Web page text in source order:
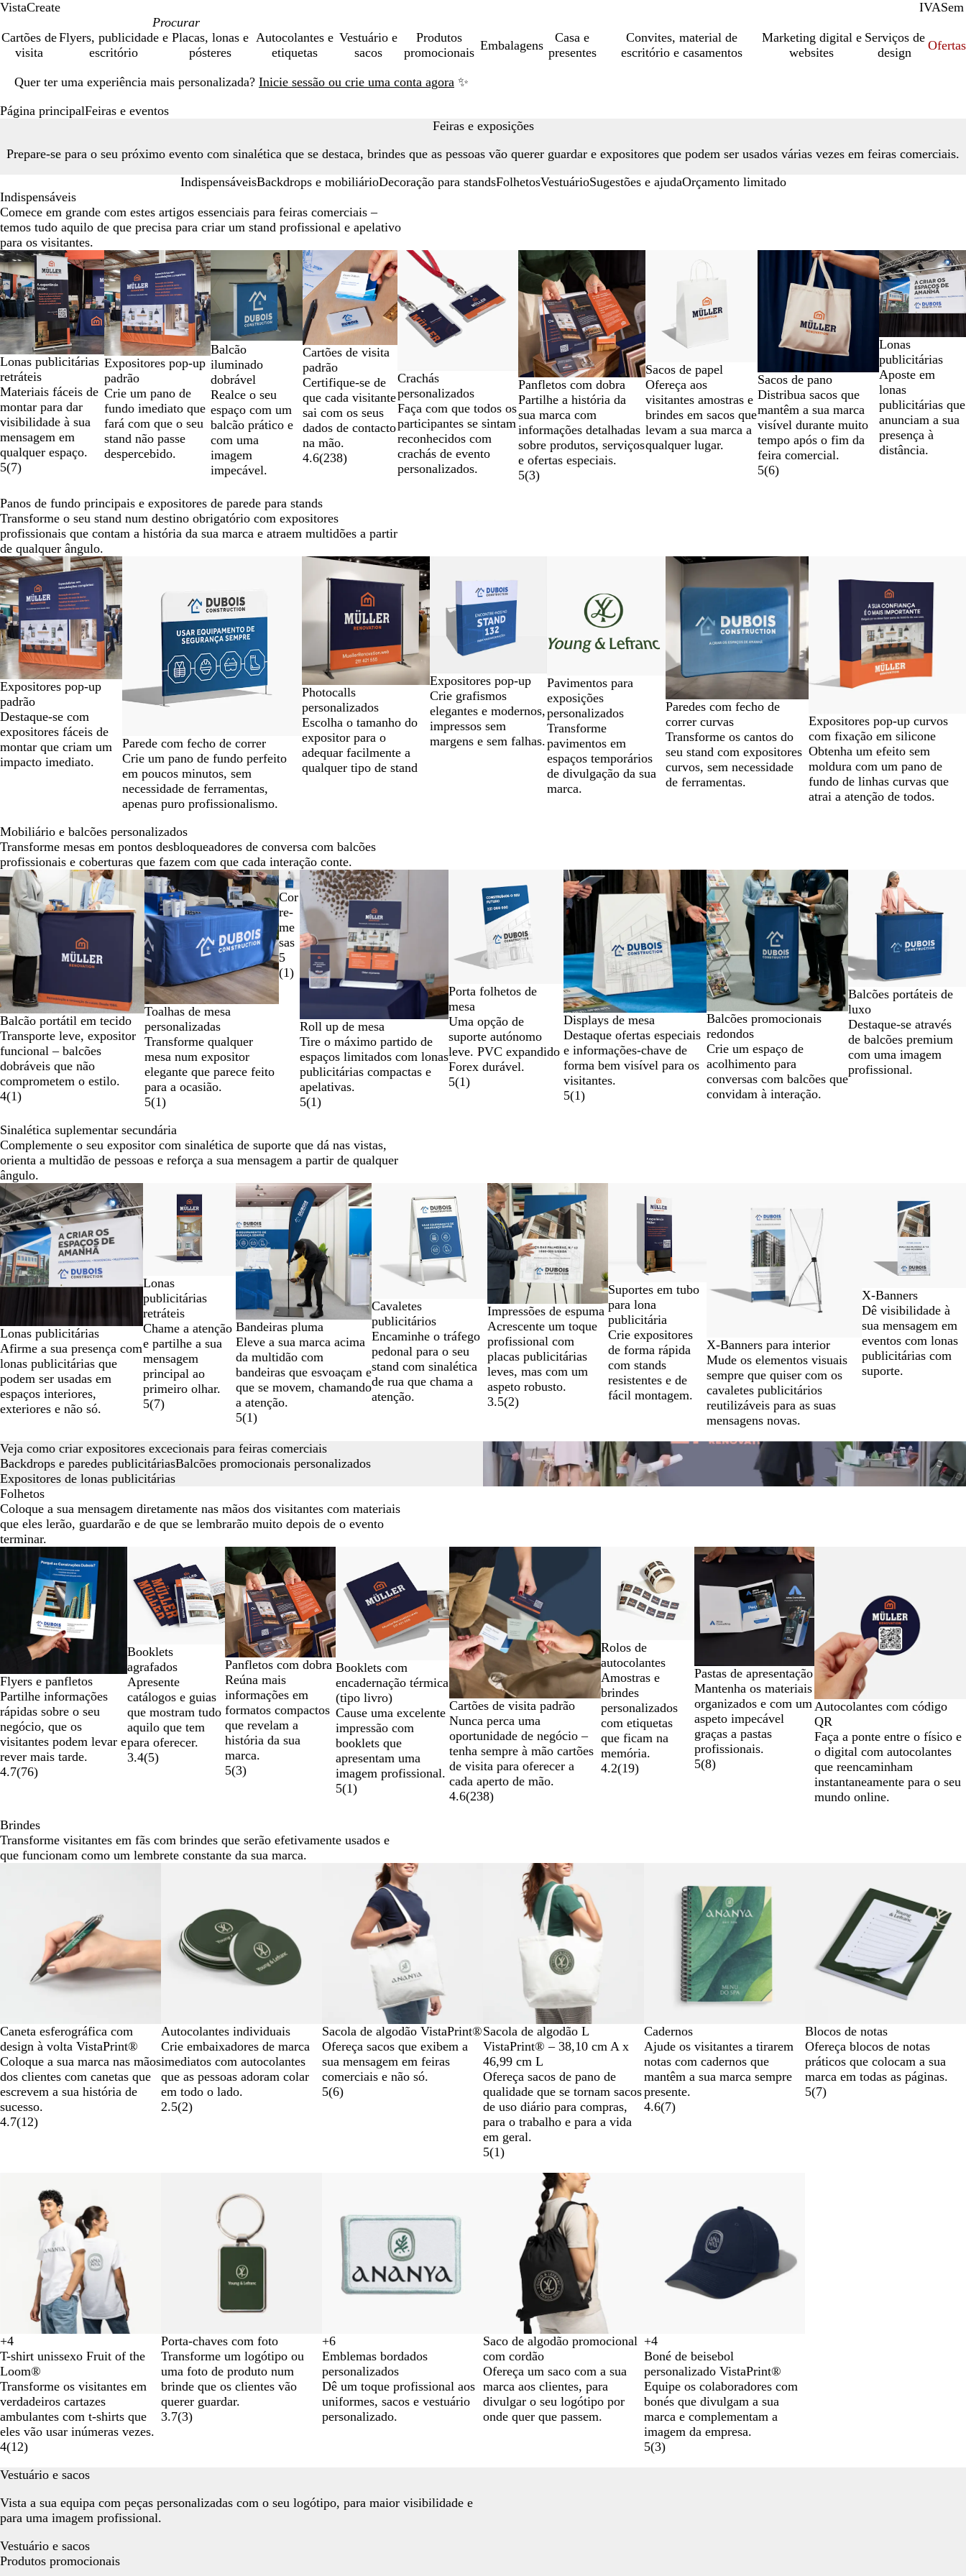
VistaCreate IVACom
Sem
Cartões de
visita
Flyers, publicidade e
escritório
Placas, lonas e
pósteres
Autocolantes e
etiquetas
Vestuário e
sacos
Produtos
promocionais
Embalagens
Casa e
presentes
Convites, material de
escritório e casamentos
Marketing digital e
websites
Serviços de
design
Ofertas
Quer ter uma experiência mais personalizada? Inicie sessão ou crie uma conta agora ✨
1
Página principalFeiras e eventos
Feiras e exposições
Prepare-se para o seu próximo evento com sinalética que se destaca, brindes que as pessoas vão querer guardar e expositores que podem ser usados várias vezes em feiras comerciais.
IndispensáveisBackdrops e mobiliárioDecoração para standsFolhetosVestuárioSugestões e ajudaOrçamento limitado
Indispensáveis
Comece em grande com estes artigos essenciais para feiras comerciais –
temos tudo aquilo de que precisa para criar um stand profissional e apelativo
para os visitantes.
Lonas publicitárias
retráteis
Materiais fáceis de
montar para dar
visibilidade à sua
mensagem em
qualquer espaço.
5(7)
Expositores pop-up
padrão
Crie um pano de
fundo imediato que
fará com que o seu
stand não passe
despercebido.
Balcão
iluminado
dobrável
Realce o seu
espaço com um
balcão prático e
com uma
imagem
impecável.
Cartões de visita
padrão
Certifique-se de
que cada visitante
sai com os seus
dados de contacto
na mão.
4.6(238)
Novidade
Crachás
personalizados
Faça com que todos os
participantes se sintam
reconhecidos com
crachás de evento
personalizados.
Panfletos com dobra
Partilhe a história da
sua marca com
informações detalhadas
sobre produtos, serviços
e ofertas especiais.
5(3)
Sacos de papel
Ofereça aos
visitantes amostras e
brindes em sacos que
levam a sua marca a
qualquer lugar.
Novas opções
Sacos de pano
Distribua sacos que
mantêm a sua marca
visível durante muito
tempo após o fim da
feira comercial.
5(6)
Novas opções
Lonas
publicitárias
Aposte em
lonas
publicitárias que
anunciam a sua
presença à
distância.
Diapositivos
1
a
2
de
9
Panos de fundo principais e expositores de parede para stands
Transforme o seu stand num destino obrigatório com expositores
profissionais que contam a história da sua marca e atraem multidões a partir
de qualquer ângulo.
Expositores pop-up
padrão
Destaque-se com
expositores fáceis de
montar que criam um
impacto imediato.
Parede com fecho de correr
Crie um pano de fundo perfeito
em poucos minutos, sem
necessidade de ferramentas,
apenas puro profissionalismo.
Photocalls
personalizados
Escolha o tamanho do
expositor para o
adequar facilmente a
qualquer tipo de stand
Expositores pop-up
Crie grafismos
elegantes e modernos,
impressos sem
margens e sem falhas.
Pavimentos para
exposições
personalizados
Transforme
pavimentos em
espaços temporários
de divulgação da sua
marca.
Paredes com fecho de
correr curvas
Transforme os cantos do
seu stand com expositores
curvos, sem necessidade
de ferramentas.
Expositores pop-up curvos
com fixação em silicone
Obtenha um efeito sem
moldura com um pano de
fundo de linhas curvas que
atrai a atenção de todos.
Diapositivos
1
a
2
de
7
Mobiliário e balcões personalizados
Transforme mesas em pontos desbloqueadores de conversa com balcões
profissionais e coberturas que fazem com que cada interação conte.
Balcão portátil em tecido
Transporte leve, expositor
funcional – balcões
dobráveis que não
comprometem o estilo.
4(1)
Novas opções
Toalhas de mesa
personalizadas
Transforme qualquer
mesa num expositor
elegante que parece feito
para a ocasião.
5(1)
Novas opções
Cor
re-
me
sas
5
(1)
Roll up de mesa
Tire o máximo partido de
espaços limitados com lonas
publicitárias compactas e
apelativas.
5(1)
Porta folhetos de
mesa
Uma opção de
suporte autónomo
leve. PVC expandido
Forex durável.
5(1)
Displays de mesa
Destaque ofertas especiais
e informações-chave de
forma bem visível para os
visitantes.
5(1)
Balcões promocionais
redondos
Crie um espaço de
acolhimento para
conversas com balcões que
convidam à interação.
Balcões portáteis de
luxo
Destaque-se através
de balcões premium
com uma imagem
profissional.
Diapositivos
1
a
2
de
8
Sinalética suplementar secundária
Complemente o seu expositor com sinalética de suporte que dá nas vistas,
orienta a multidão de pessoas e reforça a sua mensagem a partir de qualquer
ângulo.
Novas opções
Lonas publicitárias
Afirme a sua presença com
lonas publicitárias que
podem ser usadas em
espaços interiores,
exteriores e não só.
Lonas
publicitárias
retráteis
Chame a atenção
e partilhe a sua
mensagem
principal ao
primeiro olhar.
5(7)
Bandeiras pluma
Eleve a sua marca acima
da multidão com
bandeiras que esvoaçam e
que se movem, chamando
a atenção.
5(1)
Cavaletes
publicitários
Encaminhe o tráfego
pedonal para o seu
stand com sinalética
de rua que chama a
atenção.
Novas opções
Impressões de espuma
Acrescente um toque
profissional com
placas publicitárias
leves, mas com um
aspeto robusto.
3.5(2)
Suportes em tubo
para lona
publicitária
Crie expositores
de forma rápida
com stands
resistentes e de
fácil montagem.
X-Banners para interior
Mude os elementos visuais
sempre que quiser com os
cavaletes publicitários
reutilizáveis para as suas
mensagens novas.
X-Banners
Dê visibilidade à
sua mensagem em
eventos com lonas
publicitárias com
suporte.
Diapositivos
1
a
2
de
8
Veja como criar expositores excecionais para feiras comerciais
Backdrops e paredes publicitáriasBalcões promocionais personalizados
Expositores de lonas publicitárias
Folhetos
Coloque a sua mensagem diretamente nas mãos dos visitantes com materiais
que eles lerão, guardarão e de que se lembrarão muito depois de o evento
terminar.
Flyers e panfletos
Partilhe informações
rápidas sobre o seu
negócio, que os
visitantes podem levar e
rever mais tarde.
4.7(76)
Booklets
agrafados
Apresente
catálogos e guias
que mostram tudo
aquilo que tem
para oferecer.
3.4(5)
Panfletos com dobra
Reúna mais
informações em
formatos compactos
que revelam a
história da sua
marca.
5(3)
Booklets com
encadernação térmica
(tipo livro)
Cause uma excelente
impressão com
booklets que
apresentam uma
imagem profissional.
5(1)
Cartões de visita padrão
Nunca perca uma
oportunidade de negócio –
tenha sempre à mão cartões
de visita para oferecer a
cada aperto de mão.
4.6(238)
Rolos de
autocolantes
Amostras e
brindes
personalizados
com etiquetas
que ficam na
memória.
4.2(19)
Pastas de apresentação
Mantenha os materiais
organizados e com um
aspeto impecável
graças a pastas
profissionais.
5(8)
Novas opções
Autocolantes com código
QR
Faça a ponte entre o físico e
o digital com autocolantes
que reencaminham
instantaneamente para o seu
mundo online.
Diapositivos
1
Brindes
Transforme visitantes em fãs com brindes que serão efetivamente usados e
que funcionam como um lembrete constante da sua marca.
Caneta esferográfica com
design à volta VistaPrint®
Coloque a sua marca nas mãos
dos clientes com canetas que
escrevem a sua história de
sucesso.
4.7(12)
Autocolantes individuais
Crie embaixadores de marca
imediatos com autocolantes
que as pessoas adoram colar
em todo o lado.
2.5(2)
Novas opções
Sacola de algodão VistaPrint®
Ofereça sacos que exibem a
sua mensagem em feiras
comerciais e não só.
5(6)
Novas opções
P
r
e
t
o
d
e
D
o
N
a
t
u
r
a
l
Sacola de algodão L
VistaPrint® – 38,10 cm A x
46,99 cm L
Ofereça sacos de pano de
qualidade que se tornam sacos
de uso diário para compras,
para o trabalho e para a vida
em geral.
5(1)
Cadernos
Ajude os visitantes a tirarem
notas com cadernos que
mantêm a sua marca sempre
presente.
4.6(7)
Blocos de notas
Ofereça blocos de notas
práticos que colocam a sua
marca em todas as páginas.
5(7)
P
r
e
t
o
B
r
a
n
c
o
L
a
r
a
n
j
a
A
z
u
l
R
o
y
a
l
+4
T-shirt unissexo Fruit of the
Loom®
Transforme os visitantes em
verdadeiros cartazes
ambulantes com t-shirts que
eles vão usar inúmeras vezes.
4(12)
Porta-chaves com foto
Transforme um logótipo ou
uma foto de produto num
brinde que os clientes vão
querer guardar.
3.7(3)
P
r
e
t
o
E
s
m
e
r
a
C
a
r
d
i
n
A
z
u
l
c
o
a
l
+6
Emblemas bordados
personalizados
Dê um toque profissional aos
uniformes, sacos e vestuário
personalizado.
Novas opções
P
r
e
t
o
B
r
a
n
c
o
Saco de algodão promocional
com cordão
Ofereça um saco com a sua
marca aos clientes, para
divulgar o seu logótipo por
onde quer que passem.
V
e
r
d
e
f
l
o
A
z
u
l
R
o
y
a
C
i
n
z
e
n
t
o
B
r
a
n
c
o
+4
Boné de beisebol
personalizado VistaPrint®
Equipe os colaboradores com
bonés que divulgam a sua
marca e complementam a
imagem da empresa.
5(3)
Vestuário e sacos
Vista a sua equipa com peças personalizadas com o seu logótipo, para maior visibilidade e
para uma imagem profissional.
Vestuário e sacos
Produtos promocionais